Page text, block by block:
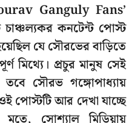
Ganguly Fans’
কনটেন্ট পোস্ট
যে সৌরভের বাড়িতে
মিথ্যে। প্রচুর মানুষ সেই
সৌরভ গঙ্গোপাধ্যায়
পোস্টটি আর দেখা যাচ্ছে